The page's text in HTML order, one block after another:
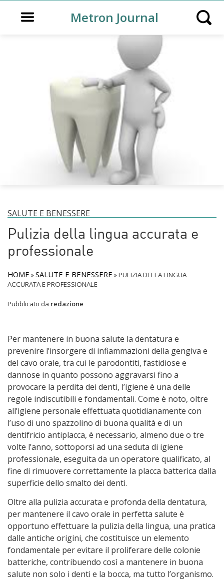
Open main menuMetron Journal Open
SALUTE E BENESSERE
Pulizia della lingua accurata e
professionale
HOME »SALUTE E BENESSERE »PULIZIA DELLA LINGUA
ACCURATA E PROFESSIONALE
Pubblicato da redazione
Per mantenere in buona salute la dentatura e
prevenire l’insorgere di infiammazioni della gengiva e
del cavo orale, tra cui le parodontiti, fastidiose e
dannose in quanto possono aggravarsi fino a
provocare la perdita dei denti, l’igiene è una delle
regole indiscutibili e fondamentali. Come è noto, oltre
all’igiene personale effettuata quotidianamente con
l’uso di uno spazzolino di buona qualità e di un
dentifricio antiplacca, è necessario, almeno due o tre
volte l’anno, sottoporsi ad una seduta di igiene
professionale, eseguita da un operatore qualificato, al
fine di rimuovere correttamente la placca batterica dalla
superficie dello smalto dei denti.
Oltre alla pulizia accurata e profonda della dentatura,
per mantenere il cavo orale in perfetta salute è
opportuno effettuare la pulizia della lingua, una pratica
dalle antiche origini, che costituisce un elemento
fondamentale per evitare il proliferare delle colonie
batteriche, contribuendo così a mantenere in buona
salute non solo i denti e la bocca, ma tutto l’organismo.